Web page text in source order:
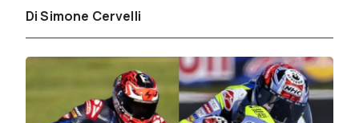
Di Simone Cervelli